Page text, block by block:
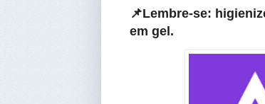
📌Lembre-se:
em gel.